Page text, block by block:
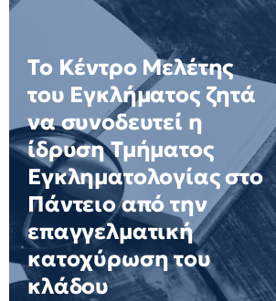
Το Κέντρο Μελέτης
του Εγκλήματος ζητά
να συνοδευτεί η
ίδρυση Τμήματος
Εγκληματολογίας στο
Πάντειο από την
επαγγελματική
κατοχύρωση του
κλάδου